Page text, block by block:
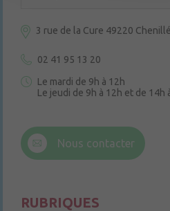
3 rue de la Cure 49220
02 41 95 13 20
Le mardi de 9h à 12h
Le jeudi de 9h à 12h et de 14h
Nous contacter
RUBRIQUES